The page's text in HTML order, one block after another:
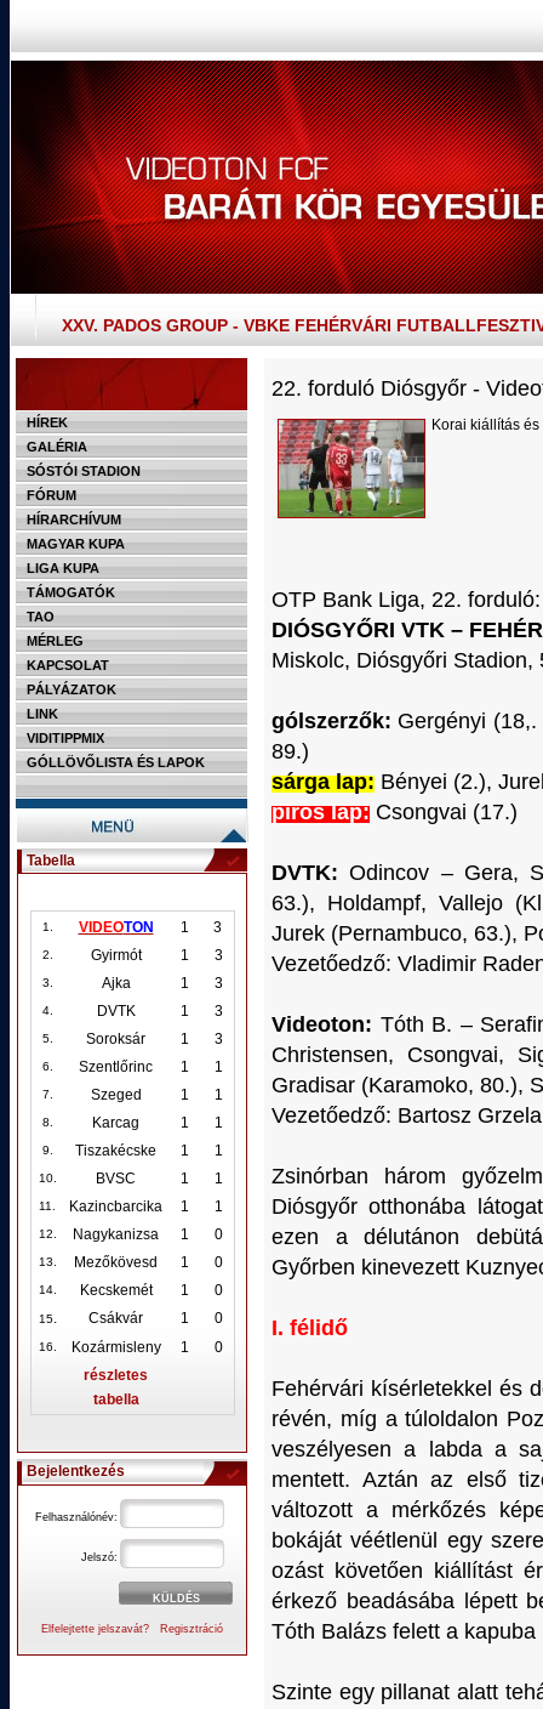
XXV. PADOS GROUP - VBKE FEHÉRVÁRI
HÍREK
GALÉRIA
SÓSTÓI STADION
FÓRUM
HÍRARCHÍVUM
MAGYAR KUPA
LIGA KUPA
TÁMOGATÓK
TAO
MÉRLEG
KAPCSOLAT
PÁLYÁZATOK
LINK
VIDITIPPMIX
GÓLLÖVŐLISTA ÉS LAPOK
Tabella
1. VIDEOTON 1 3
2. Gyirmót 1 3
3. Ajka 1 3
4. DVTK 1 3
5. Soroksár 1 3
6. Szentlőrinc 1 1
7. Szeged 1 1
8. Karcag 1 1
9. Tiszakécske 1 1
10. BVSC 1 1
11. Kazincbarcika 1 1
12. Nagykanizsa 1 0
13. Mezőkövesd 1 0
14. Kecskemét 1 0
15. Csákvár 1 0
16. Kozármisleny 1
0
részletes
tabella
Bejelentkezés
Felhasználónév:
Jelszó:
Elfelejtette jelszavát? Regisztráció
22. forduló Diósgyőr -
Korai kiállítás
OTP Bank Liga, 22. forduló:
DIÓSGYŐRI VTK –
Miskolc, Diósgyőri Stadion,
gólszerzők: Gergényi
89.)
sárga lap: Bényei (2.),
piros lap: Csongvai (17.)
DVTK: Odincov – Gera,
63.), Holdampf, Vallejo
Jurek (Pernambuco, 63.),
Vezetőedző: Vladimir
Videoton: Tóth B. –
Christensen, Csongvai,
Gradisar (Karamoko, 80.),
Vezetőedző: Bartosz
Zsinórban három
Diósgyőr otthonába
ezen a délutánon
Győrben kinevezett
I. félidő
Fehérvári kísérletekkel és
révén, míg a túloldalon
veszélyesen a labda a
mentett. Aztán az első
változott a mérkőzés
bokáját véétlenül egy
ozást követően kiállítást
érkező beadásába lépett
Tóth Balázs felett a
Szinte egy pillanat alatt